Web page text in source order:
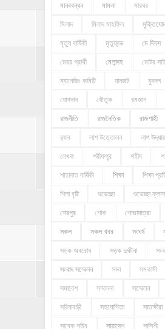
মানববন্ধন মামলা মারধর
মিলাদ মিলাদ মাহফিল
মৃত্যু বার্ষিকী মৃত্যুদন্ড মে দিবস
মেয়র প্রার্থী মেলান্দহ মোটর
ম্যানেজিং কমিটি যানজট যুবদল
যোগদান যৌতুক রমজান
রাজনীতি রাজনৈতিক রাজশাহী
র‍্যাব লাশ উত্তোলন লাশ উদ্ধার
লেখক শরীফপুর শহীদ
শাহাদাত বার্ষিকী শিক্ষা শিক্ষা
শিলা বৃষ্টি শুভেচ্ছা শুভেচ্ছা ক্লাস
শেরপুর শোক শোভাযাত্রা
সকল সকল খবর সংঘর্ষ
সড়ক অবরোধ সড়ক দুর্ঘটনা
সংবাদ সম্মেলন সভা সমকামী
সমাবেশ সম্মাননা সম্মেলন
সরিষাবাড়ী সহযোগিতা সাতক্ষীরা
সাবেক সচিব সারাদেশ সালিশী